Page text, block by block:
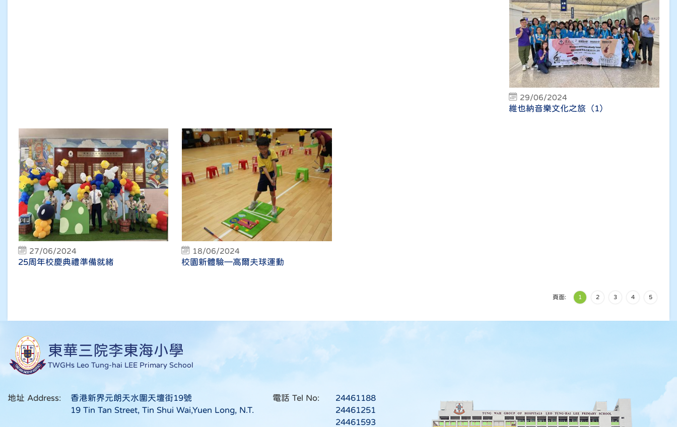
29/06/2024
維也納音樂文化之旅（1）
27/06/2024
25周年校慶典禮準備就緒
18/06/2024
校園新體驗—高爾夫球運動
頁面: 1 2 3 4 5
東華三院李東海小學
TWGHs Leo Tung-hai LEE Primary School
地址 Address:
香港新界元朗天水圍天壇街19號
19 Tin Tan Street, Tin Shui Wai,Yuen Long, N.T.
電話 Tel No:
24461188
24461251
24461593